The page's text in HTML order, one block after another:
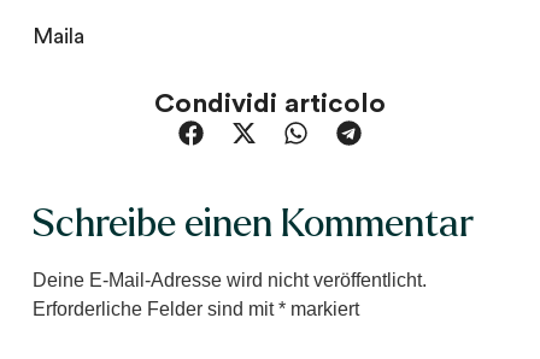
Maila
Condividi articolo
Schreibe einen Kommentar
Deine E-Mail-Adresse wird nicht veröffentlicht.
Erforderliche Felder sind mit*markiert